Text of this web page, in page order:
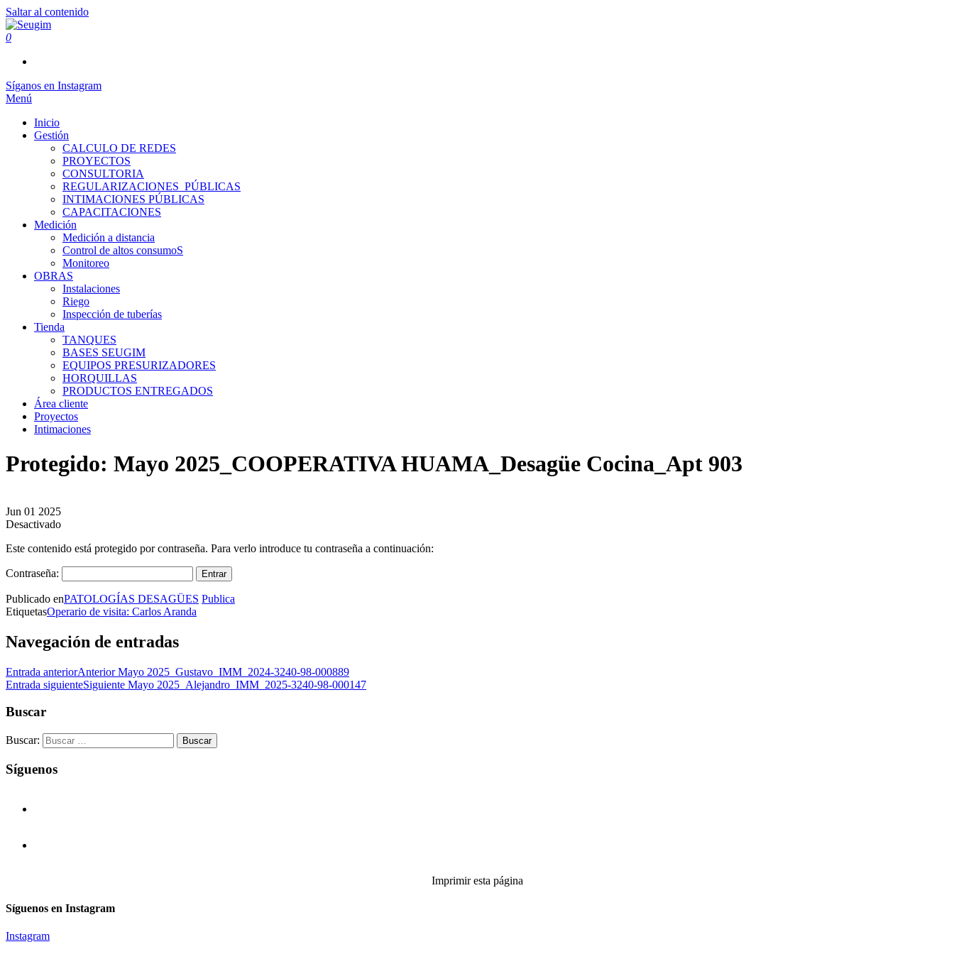
Saltar al contenido
0
Síganos en Instagram
Menú
Inicio
Gestión
CALCULO DE REDES
PROYECTOS
CONSULTORIA
REGULARIZACIONES_PÚBLICAS
INTIMACIONES PÚBLICAS
CAPACITACIONES
Medición
Medición a distancia
Control de altos consumoS
Monitoreo
OBRAS
Instalaciones
Riego
Inspección de tuberías
Tienda
TANQUES
BASES SEUGIM
EQUIPOS PRESURIZADORES
HORQUILLAS
PRODUCTOS ENTREGADOS
Área cliente
Proyectos
Intimaciones
Protegido: Mayo 2025_COOPERATIVA HUAMA_Desagüe Cocina_Apt 903
Jun 01 2025
Desactivado
Este contenido está protegido por contraseña. Para verlo introduce tu contraseña a continuación:
Contraseña:
Publicado enPATOLOGÍAS DESAGÜES Publica
EtiquetasOperario de visita: Carlos Aranda
Navegación de entradas
Entrada anteriorAnterior Mayo 2025_Gustavo_IMM_2024-3240-98-000889
Entrada siguienteSiguiente Mayo 2025_Alejandro_IMM_2025-3240-98-000147
Buscar
Buscar:
Síguenos
Imprimir esta página
Síguenos en Instagram
Instagram